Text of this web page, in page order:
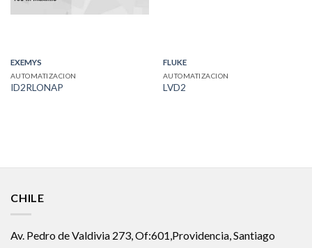
EXEMYS
AUTOMATIZACION
ID2RLONAP
FLUKE
AUTOMATIZACION
LVD2
CHILE
Av. Pedro de Valdivia 273, Of:601,Providencia, Santiago